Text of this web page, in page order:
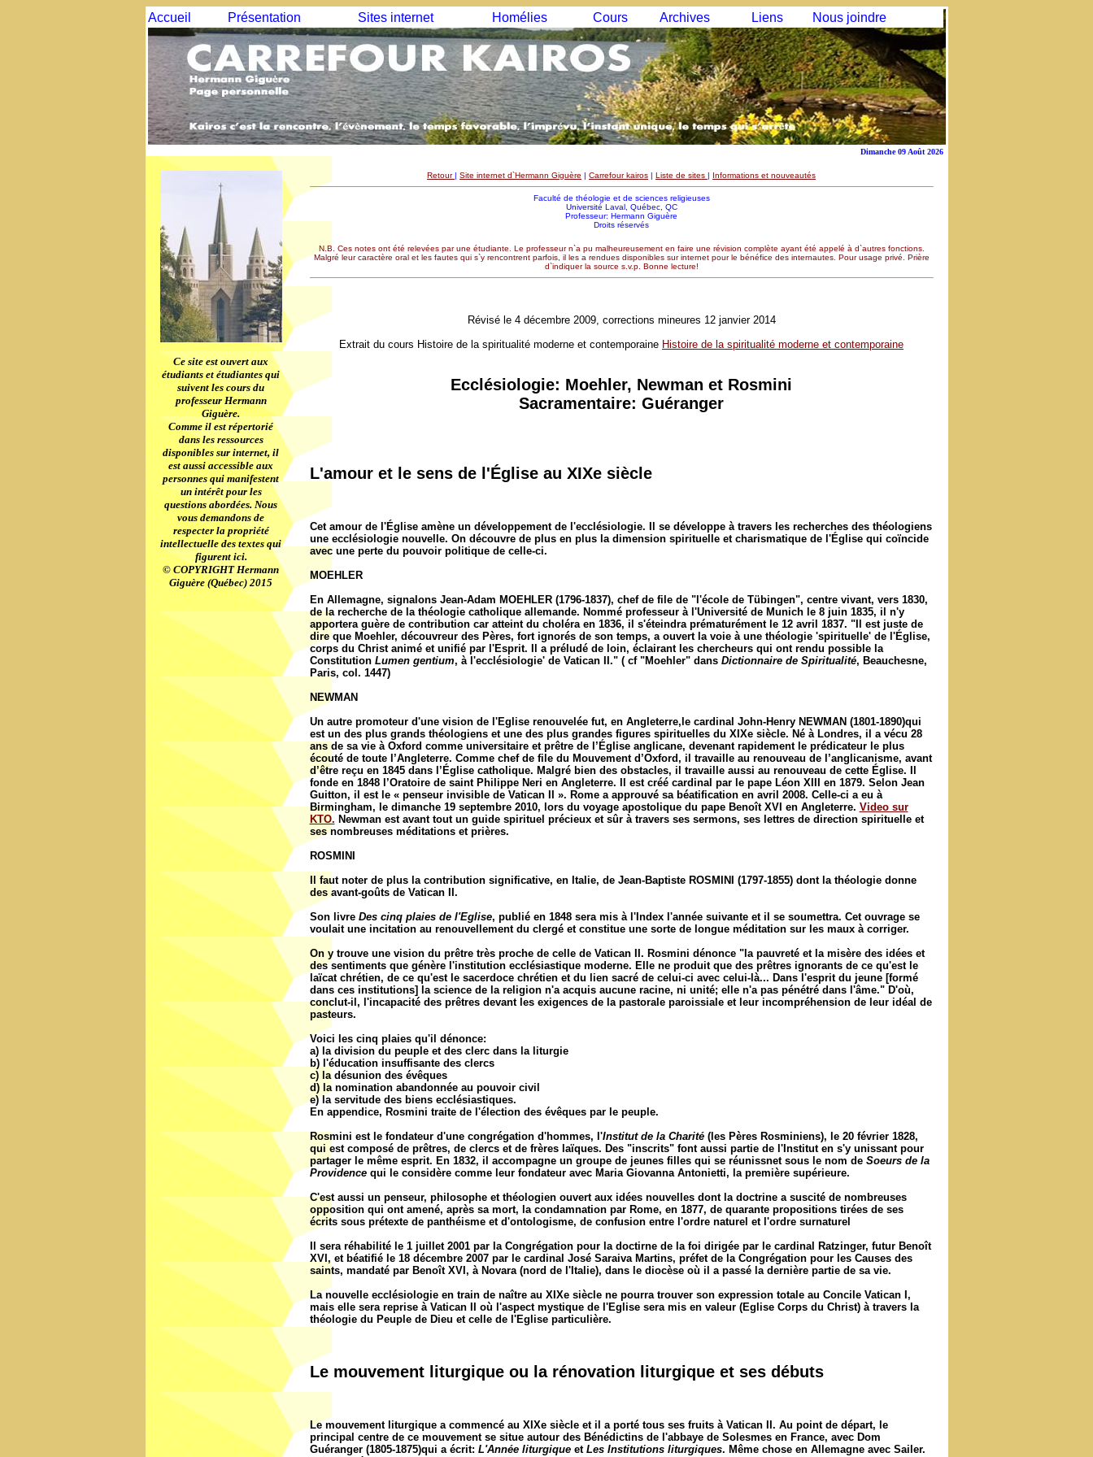
Accueil Présentation Sites internet Homélies Cours Archives Liens Nous joindre
Dimanche 09 Août 2026
Ce site est ouvert aux
étudiants et étudiantes qui
suivent les cours du
professeur Hermann
Giguère.
Comme il est répertorié
dans les ressources
disponibles sur internet, il
est aussi accessible aux
personnes qui manifestent
un intérêt pour les
questions abordées. Nous
vous demandons de
respecter la propriété
intellectuelle des textes qui
figurent ici.
© COPYRIGHT Hermann
Giguère (Québec) 2015
Retour| Site internet d`Hermann Giguère | Carrefour kairos | Liste de sites | Informations et nouveautés
Faculté de théologie et de sciences religieuses
Université Laval, Québec, QC
Professeur: Hermann Giguère
Droits réservés
N.B. Ces notes ont été relevées par une étudiante. Le professeur n`a pu malheureusement en faire une révision complète ayant été appelé à d`autres fonctions.
Malgré leur caractère oral et les fautes qui s`y rencontrent parfois, il les a rendues disponibles sur internet pour le bénéfice des internautes. Pour usage privé. Prière
d`indiquer la source s.v.p. Bonne lecture!
Révisé le 4 décembre 2009, corrections mineures 12 janvier 2014
Extrait du cours Histoire de la spiritualité moderne et contemporaine Histoire de la spiritualité moderne et contemporaine
Ecclésiologie: Moehler, Newman et Rosmini
Sacramentaire: Guéranger
L'amour et le sens de l'Église au XIXe siècle
Cet amour de l'Église amène un développement de l'ecclésiologie. Il se développe à travers les recherches des théologiens
une ecclésiologie nouvelle. On découvre de plus en plus la dimension spirituelle et charismatique de l'Église qui coïncide
avec une perte du pouvoir politique de celle-ci.
MOEHLER
En Allemagne, signalons Jean-Adam MOEHLER (1796-1837), chef de file de "l'école de Tübingen", centre vivant, vers 1830,
de la recherche de la théologie catholique allemande. Nommé professeur à l'Université de Munich le 8 juin 1835, il n'y
apportera guère de contribution car atteint du choléra en 1836, il s'éteindra prématurément le 12 avril 1837. "Il est juste de
dire que Moehler, découvreur des Pères, fort ignorés de son temps, a ouvert la voie à une théologie 'spirituelle' de l'Église,
corps du Christ animé et unifié par l'Esprit. Il a préludé de loin, éclairant les chercheurs qui ont rendu possible la
Constitution Lumen gentium, à l'ecclésiologie' de Vatican II." ( cf "Moehler" dans Dictionnaire de Spiritualité, Beauchesne,
Paris, col. 1447)
NEWMAN
Un autre promoteur d'une vision de l'Eglise renouvelée fut, en Angleterre,le cardinal John-Henry NEWMAN(1801-1890)qui
est un des plus grands théologiens et une des plus grandes figures spirituelles du XIXe siècle. Né à Londres, il a vécu 28
ans de sa vie à Oxford comme universitaire et prêtre de l’Église anglicane, devenant rapidement le prédicateur le plus
écouté de toute l’Angleterre. Comme chef de file du Mouvement d’Oxford, il travaille au renouveau de l’anglicanisme, avant
d’être reçu en 1845 dans l’Église catholique. Malgré bien des obstacles, il travaille aussi au renouveau de cette Église. Il
fonde en 1848 l’Oratoire de saint Philippe Neri en Angleterre. Il est créé cardinal par le pape Léon XIII en 1879. Selon Jean
Guitton, il est le « penseur invisible de Vatican II ». Rome a approuvé sa béatification en avril 2008. Celle-ci a eu à
Birmingham, le dimanche 19 septembre 2010, lors du voyage apostolique du pape Benoît XVI en Angleterre. Video sur
KTO. Newman est avant tout un guide spirituel précieux et sûr à travers ses sermons, ses lettres de direction spirituelle et
ses nombreuses méditations et prières.
ROSMINI
Il faut noter de plus la contribution significative, en Italie, de Jean-Baptiste ROSMINI (1797-1855) dont la théologie donne
des avant-goûts de Vatican II.
Son livre Des cinq plaies de l'Eglise, publié en 1848 sera mis à l'Index l'année suivante et il se soumettra. Cet ouvrage se
voulait une incitation au renouvellement du clergé et constitue une sorte de longue méditation sur les maux à corriger.
On y trouve une vision du prêtre très proche de celle de Vatican II. Rosmini dénonce "la pauvreté et la misère des idées et
des sentiments que génère l'institution ecclésiastique moderne. Elle ne produit que des prêtres ignorants de ce qu'est le
laïcat chrétien, de ce qu'est le sacerdoce chrétien et du lien sacré de celui-ci avec celui-là... Dans l'esprit du jeune [formé
dans ces institutions] la science de la religion n'a acquis aucune racine, ni unité; elle n'a pas pénétré dans l'âme." D'où,
conclut-il, l'incapacité des prêtres devant les exigences de la pastorale paroissiale et leur incompréhension de leur idéal de
pasteurs.
Voici les cinq plaies qu'il dénonce:
a) la division du peuple et des clerc dans la liturgie
b) l'éducation insuffisante des clercs
c) la désunion des évêques
d) la nomination abandonnée au pouvoir civil
e) la servitude des biens ecclésiastiques.
En appendice, Rosmini traite de l'élection des évêques par le peuple.
Rosmini est le fondateur d'une congrégation d'hommes, l'Institut de la Charité(les Pères Rosminiens), le 20 février 1828,
qui est composé de prêtres, de clercs et de frères laïques. Des "inscrits" font aussi partie de l'Institut en s'y unissant pour
partager le même esprit. En 1832, il accompagne un groupe de jeunes filles qui se réunissnet sous le nom de Soeurs de la
Providencequi le considère comme leur fondateur avec Maria Giovanna Antonietti, la première supérieure.
C'est aussi un penseur, philosophe et théologien ouvert aux idées nouvelles dont la doctrine a suscité de nombreuses
opposition qui ont amené, après sa mort, la condamnation par Rome, en 1877, de quarante propositions tirées de ses
écrits sous prétexte de panthéisme et d'ontologisme, de confusion entre l'ordre naturel et l'ordre surnaturel
Il sera réhabilité le 1 juillet 2001 par la Congrégation pour la doctirne de la foi dirigée par le cardinal Ratzinger, futur Benoît
XVI, et béatifié le 18 décembre 2007 par le cardinal José Saraiva Martins, préfet de la Congrégation pour les Causes des
saints, mandaté par Benoît XVI, à Novara (nord de l'Italie), dans le diocèse où il a passé la dernière partie de sa vie.
La nouvelle ecclésiologie en train de naître au XIXe siècle ne pourra trouver son expression totale au Concile Vatican I,
mais elle sera reprise à Vatican II où l'aspect mystique de l'Eglise sera mis en valeur (Eglise Corps du Christ) à travers la
théologie du Peuple de Dieu et celle de l'Eglise particulière.
Le mouvement liturgique ou la rénovation liturgique et ses débuts
Le mouvement liturgique a commencé au XIXe siècle et il a porté tous ses fruits à Vatican II. Au point de départ, le
principal centre de ce mouvement se situe autour des Bénédictins de l'abbaye de Solesmes en France, avec Dom
Guéranger(1805-1875)qui a écrit: L'Année liturgiqueet Les Institutions liturgiques. Même chose en Allemagne avec Sailer.